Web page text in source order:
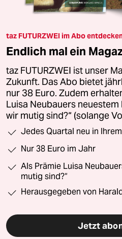
taz FUTURZWEI im Abo
Endlich mal ein
taz FUTURZWEI ist unser
Zukunft. Das Abo bietet
nur 38 Euro. Zudem
Luisa Neubauers neuestem
wir mutig sind?“ (solange
Jedes Quartal neu in
Nur 38 Euro im Jahr
Als Prämie Luisa
mutig sind?“
Herausgegeben von
Jetzt